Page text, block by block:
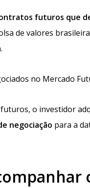
futuros que
de valores
no Mercado
o investidor
negociação para a